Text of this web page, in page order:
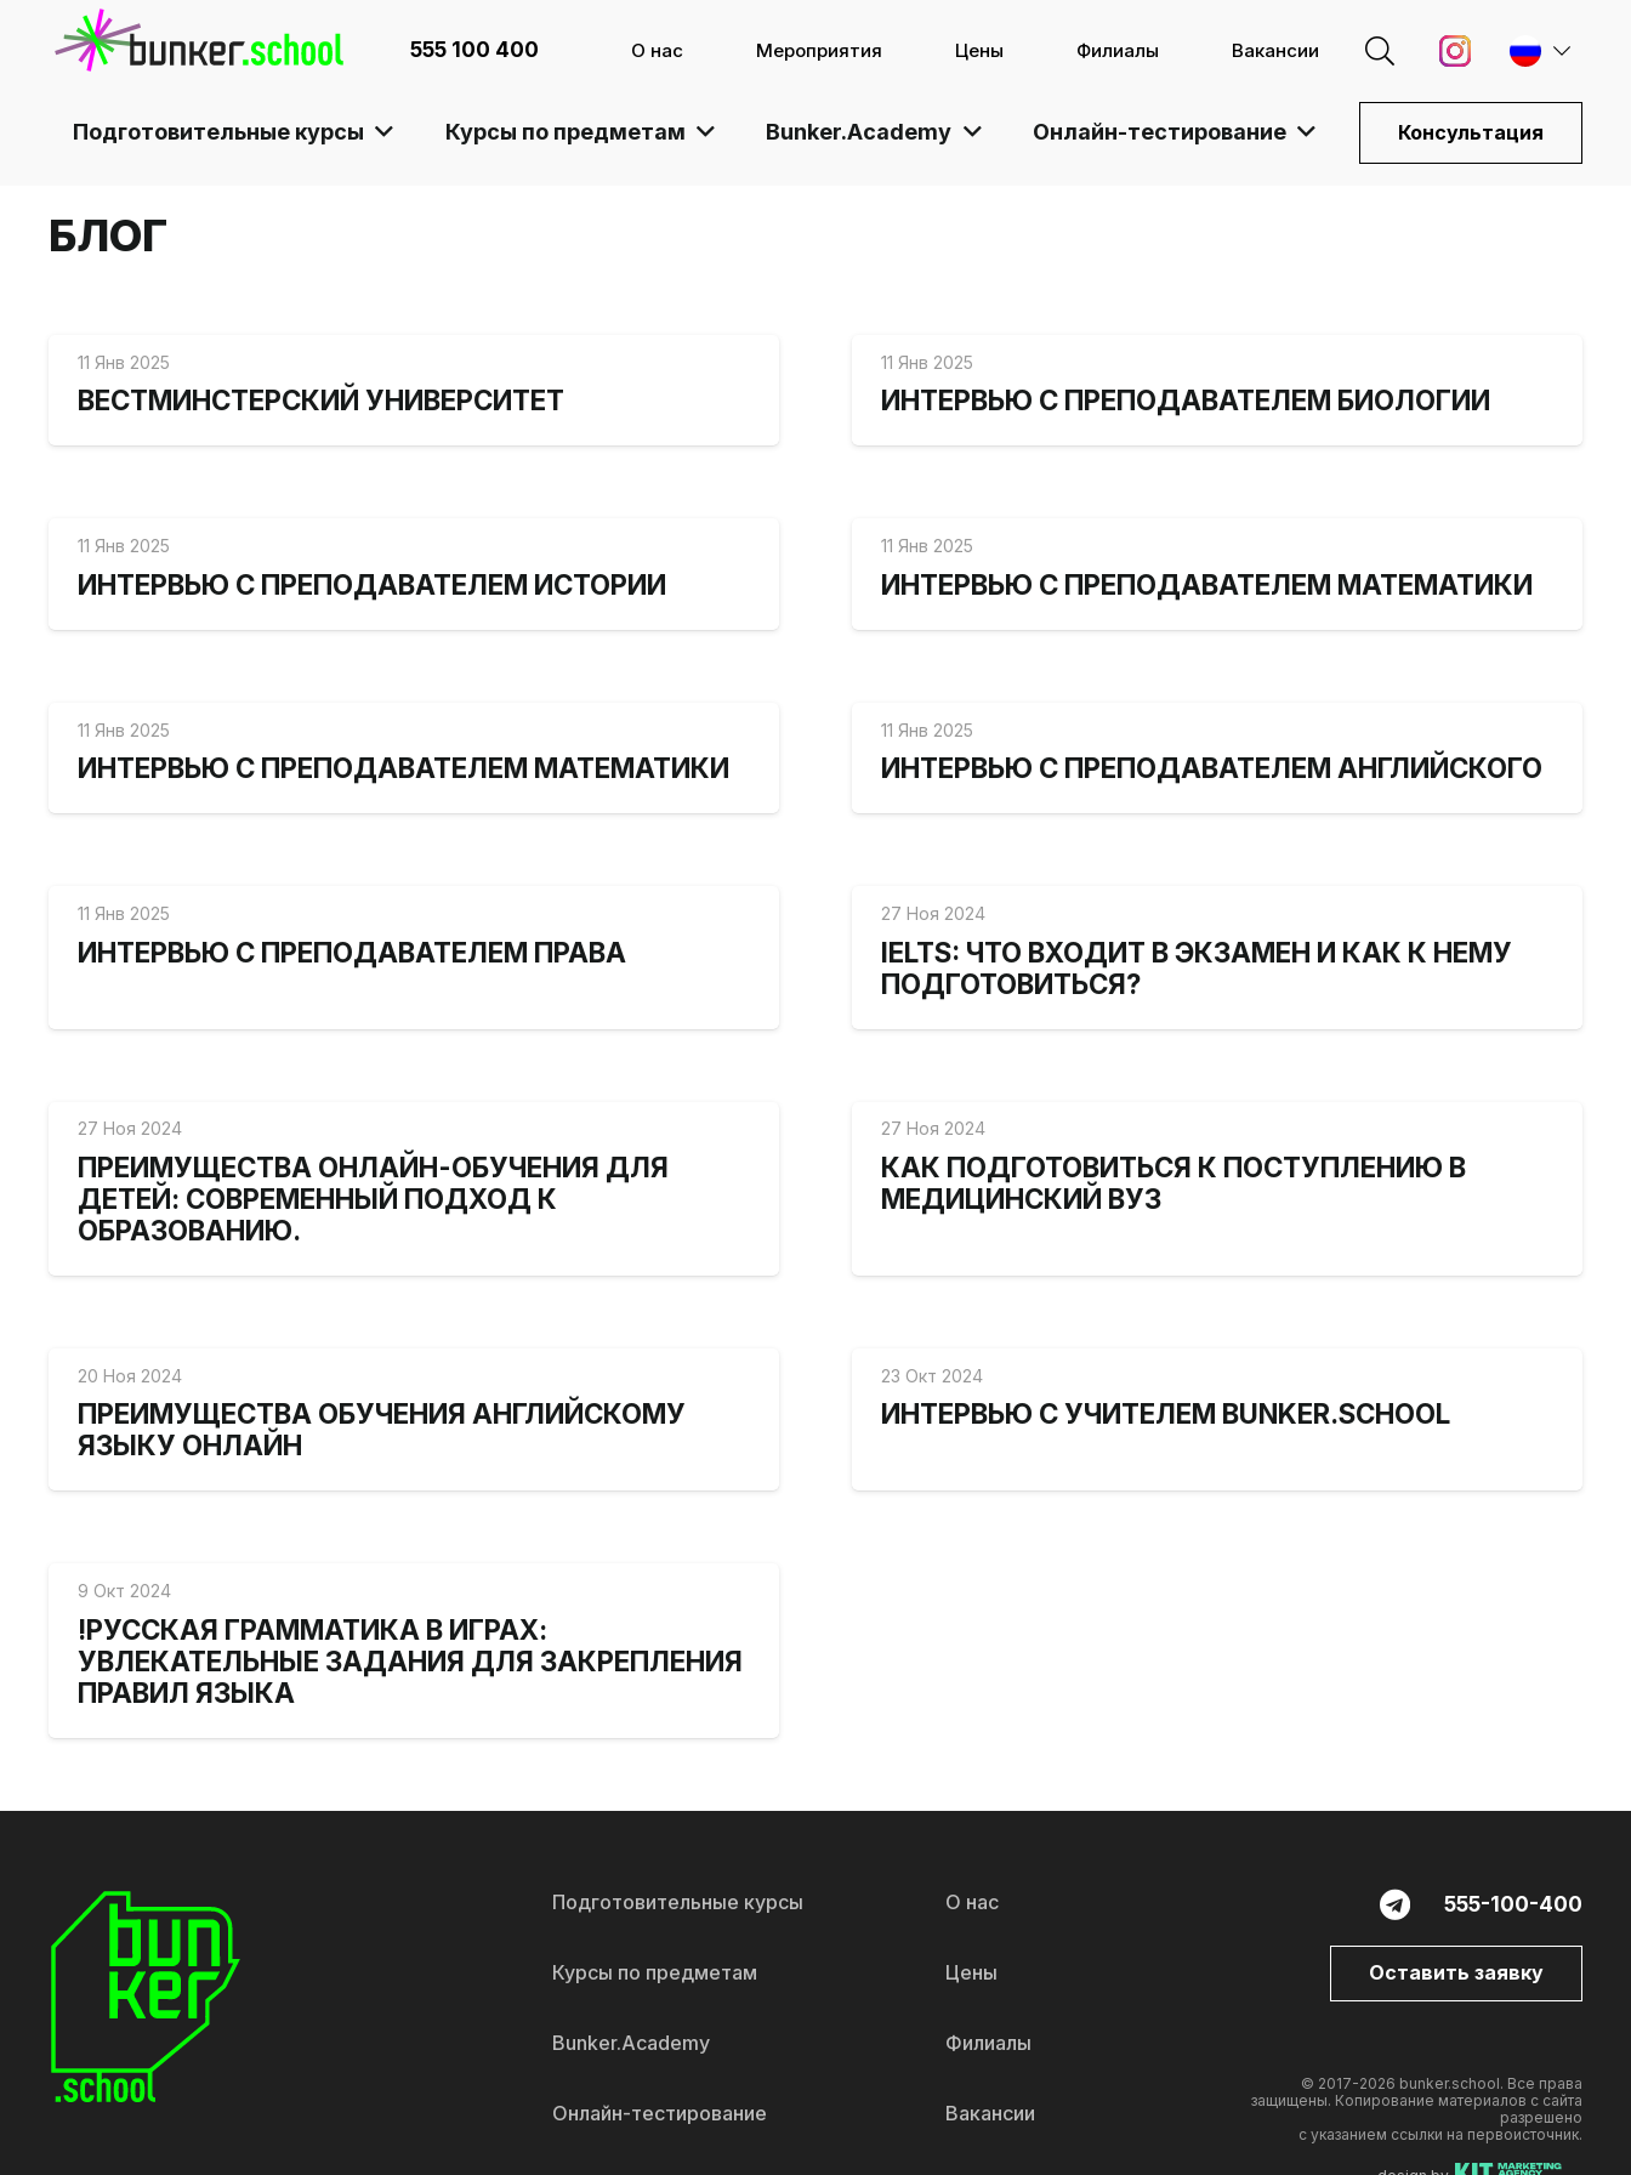
555 100 400 О нас Мероприятия Цены Филиалы Вакансии
Подготовительные курсы Курсы по предметам Bunker.Academy Онлайн-тестирование Консультация
БЛОГ
11 Янв 2025
ВЕСТМИНСТЕРСКИЙ УНИВЕРСИТЕТ
11 Янв 2025
ИНТЕРВЬЮ С ПРЕПОДАВАТЕЛЕМ БИОЛОГИИ
11 Янв 2025
ИНТЕРВЬЮ С ПРЕПОДАВАТЕЛЕМ ИСТОРИИ
11 Янв 2025
ИНТЕРВЬЮ С ПРЕПОДАВАТЕЛЕМ МАТЕМАТИКИ
11 Янв 2025
ИНТЕРВЬЮ С ПРЕПОДАВАТЕЛЕМ МАТЕМАТИКИ
11 Янв 2025
ИНТЕРВЬЮ С ПРЕПОДАВАТЕЛЕМ АНГЛИЙСКОГО
11 Янв 2025
ИНТЕРВЬЮ С ПРЕПОДАВАТЕЛЕМ ПРАВА
27 Ноя 2024
IELTS: ЧТО ВХОДИТ В ЭКЗАМЕН И КАК К НЕМУ
ПОДГОТОВИТЬСЯ?
27 Ноя 2024
ПРЕИМУЩЕСТВА ОНЛАЙН-ОБУЧЕНИЯ ДЛЯ
ДЕТЕЙ: СОВРЕМЕННЫЙ ПОДХОД К
ОБРАЗОВАНИЮ.
27 Ноя 2024
КАК ПОДГОТОВИТЬСЯ К ПОСТУПЛЕНИЮ В
МЕДИЦИНСКИЙ ВУЗ
20 Ноя 2024
ПРЕИМУЩЕСТВА ОБУЧЕНИЯ АНГЛИЙСКОМУ
ЯЗЫКУ ОНЛАЙН
23 Окт 2024
ИНТЕРВЬЮ С УЧИТЕЛЕМ BUNKER.SCHOOL
9 Окт 2024
!РУССКАЯ ГРАММАТИКА В ИГРАХ:
УВЛЕКАТЕЛЬНЫЕ ЗАДАНИЯ ДЛЯ ЗАКРЕПЛЕНИЯ
ПРАВИЛ ЯЗЫКА
Подготовительные курсы
Курсы по предметам
Bunker.Academy
Онлайн-тестирование
О нас
Цены
Филиалы
Вакансии
555-100-400
Оставить заявку
© 2017-2026 bunker.school. Все права
защищены. Копирование материалов с сайта
разрешено
с указанием ссылки на первоисточник.